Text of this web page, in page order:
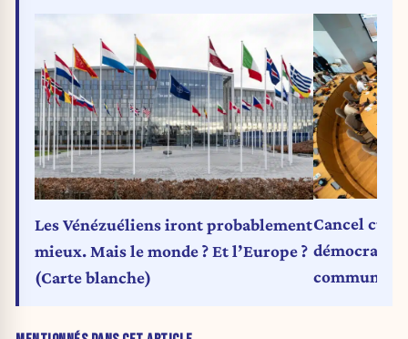
Les Vénézuéliens iront probablement
mieux. Mais le monde ? Et l’Europe ?
(Carte blanche)
Cancel
communal